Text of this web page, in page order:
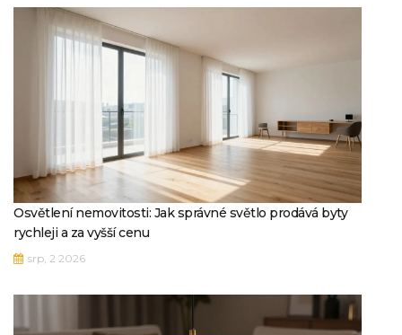
Osvětlení nemovitosti: Jak správné světlo prodává byty
rychleji a za vyšší cenu
srp, 2 2026